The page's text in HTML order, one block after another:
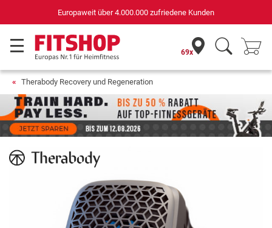
für Sportgeräte (n-tv+DISQ 2016-2024)
69x
Therabody Recovery und Regeneration